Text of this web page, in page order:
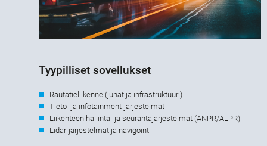
Tyypilliset sovellukset
Rautatieliikenne (junat ja infrastruktuuri)
Tieto- ja infotainment-järjestelmät
Liikenteen hallinta- ja seurantajärjestelmät (ANPR/ALPR)
Lidar-järjestelmät ja navigointi